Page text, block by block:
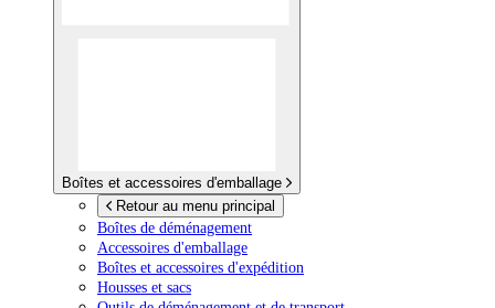
Boîtes et accessoires d'emballage
Retour au menu principal
Boîtes de déménagement
Accessoires d'emballage
Boîtes et accessoires d'expédition
Housses et sacs